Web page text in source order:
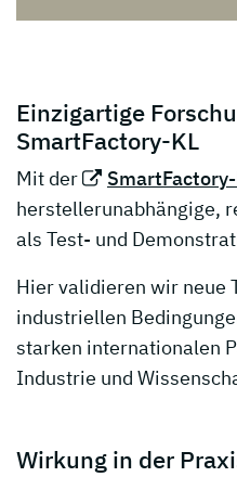
Einzigartige
SmartFactory-KL
Mit der
herstellerunabhängige,
als Test- und
Hier validieren wir neue
industriellen
starken internationalen
Industrie und
Wirkung in der